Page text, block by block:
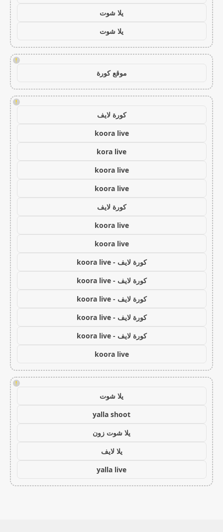
يلا شوت
يلا شوت
!
موقع كورة
!
كورة لايف
koora live
kora live
koora live
koora live
كورة لايف
koora live
koora live
كورة لايف - koora live
كورة لايف - koora live
كورة لايف - koora live
كورة لايف - koora live
كورة لايف - koora live
koora live
!
يلا شوت
yalla shoot
يلا شوت زون
يلا لايف
yalla live